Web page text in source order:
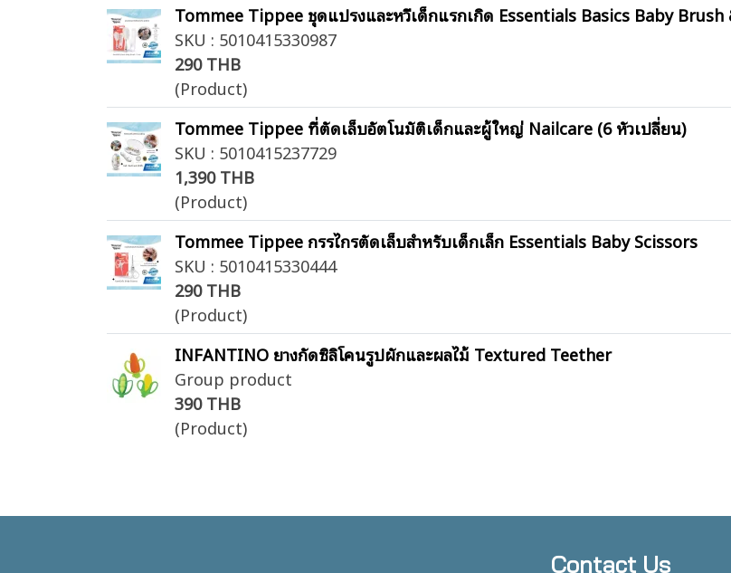
Tommee Tippee ชุดแปรงและหวีเด็กแรกเกิด Essentials Basics Baby
SKU : 5010415330987
290 THB
(Product)
Tommee Tippee ที่ตัดเล็บอัตโนมัติเด็กและผู้ใหญ่ Nailcare (6 หัวเปลี่ยน)
SKU : 5010415237729
1,390 THB
(Product)
Tommee Tippee กรรไกรตัดเล็บสำหรับเด็กเล็ก Essentials Baby Scissors
SKU : 5010415330444
290 THB
(Product)
INFANTINO ยางกัดซิลิโคนรูปผักและผลไม้ Textured Teether
Group product
390 THB
(Product)
Contact Us